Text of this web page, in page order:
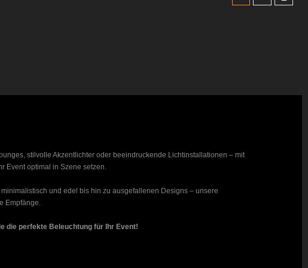
stilvolle Akzentlichter oder beeindruckende Lichtinstallationen – mit
Event optimal in Szene setzen.
und edel bis hin zu ausgefallenen Designs – unsere
Empfänge.
die perfekte Beleuchtung für Ihr Event!